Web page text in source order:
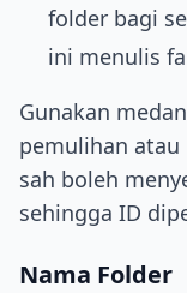
folder bagi
ini menulis
Gunakan
pemulihan
sah boleh
sehingga ID
Nama Folder